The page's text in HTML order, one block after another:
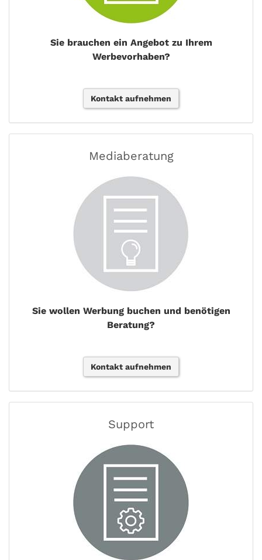
Sie brauchen ein Angebot zu Ihrem
Werbevorhaben?
Kontakt aufnehmen
Mediaberatung
Sie wollen Werbung buchen und benötigen
Beratung?
Kontakt aufnehmen
Support